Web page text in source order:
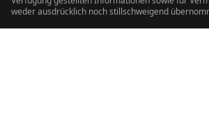
weder ausdrücklich noch stillschweigend